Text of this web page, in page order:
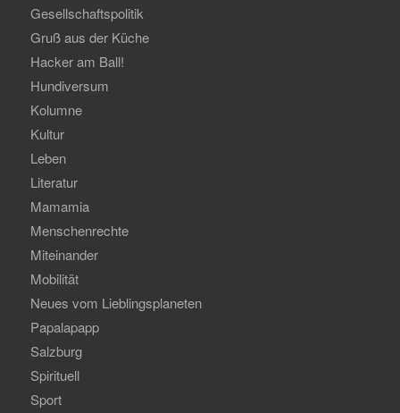
Gesellschaftspolitik
Gruß aus der Küche
Hacker am Ball!
Hundiversum
Kolumne
Kultur
Leben
Literatur
Mamamia
Menschenrechte
Miteinander
Mobilität
Neues vom Lieblingsplaneten
Papalapapp
Salzburg
Spirituell
Sport